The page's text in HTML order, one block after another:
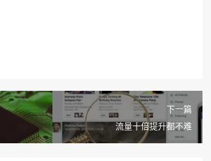
下一篇
流量十倍提升都不难